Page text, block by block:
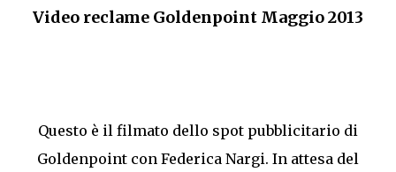
Video reclame Goldenpoint Maggio 2013
Questo è il filmato dello spot pubblicitario di
Goldenpoint con Federica Nargi. In attesa del